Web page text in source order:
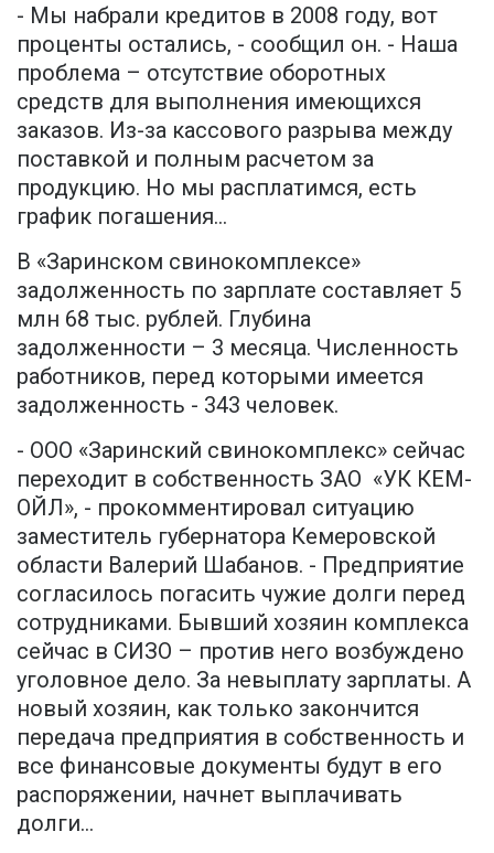
- Мы набрали кредитов в 2008 году, вот
проценты остались, - сообщил он. - Наша
проблема – отсутствие оборотных
средств для выполнения имеющихся
заказов. Из-за кассового разрыва между
поставкой и полным расчетом за
продукцию. Но мы расплатимся, есть
график погашения...
В «Заринском свинокомплексе»
задолженность по зарплате составляет 5
млн 68 тыс. рублей. Глубина
задолженности – 3 месяца. Численность
работников, перед которыми имеется
задолженность - 343 человек.
- ООО «Заринский свинокомплекс» сейчас
переходит в собственность ЗАО «УК КЕМ-
ОЙЛ», - прокомментировал ситуацию
заместитель губернатора Кемеровской
области Валерий Шабанов. - Предприятие
согласилось погасить чужие долги перед
сотрудниками. Бывший хозяин комплекса
сейчас в СИЗО – против него возбуждено
уголовное дело. За невыплату зарплаты. А
новый хозяин, как только закончится
передача предприятия в собственность и
все финансовые документы будут в его
распоряжении, начнет выплачивать
долги…